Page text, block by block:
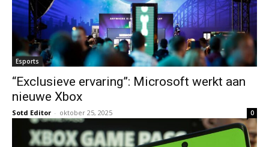
Esports
“Exclusieve ervaring”: Microsoft werkt aan
nieuwe Xbox
Sotd Editor - oktober 25, 2025 0